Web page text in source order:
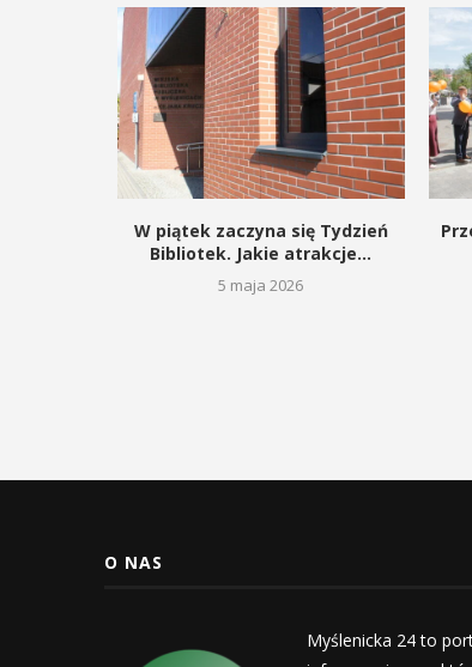
W piątek zaczyna się Tydzień
Bibliotek. Jakie atrakcje...
5 maja 2026
O NAS
Myślenicka 24 to